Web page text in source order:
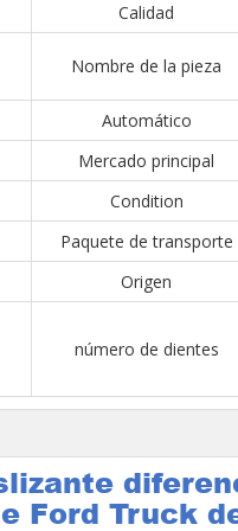
Calidad
Nombre de la pieza
Automático
Mercado principal
Condition
Paquete de transporte
Origen
número de dientes
Ford Truck